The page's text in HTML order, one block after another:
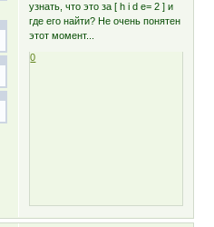
узнать, что это за [ h i d e= 2 ] и
где его найти? Не очень понятен
этот момент...
0